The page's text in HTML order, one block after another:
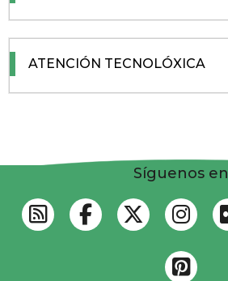
ATENCIÓN TECNOLÓXICA
Síguenos en